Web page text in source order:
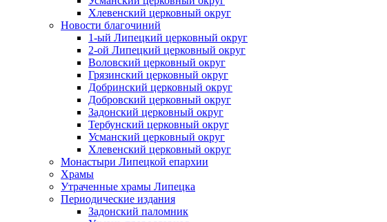
Хлевенский церковный округ
Новости благочиний
1-ый Липецкий церковный округ
2-ой Липецкий церковный округ
Воловский церковный округ
Грязинский церковный округ
Добринский церковный округ
Добровский церковный округ
Задонский церковный округ
Тербунский церковный округ
Усманский церковный округ
Хлевенский церковный округ
Монастыри Липецкой епархии
Храмы
Утраченные храмы Липецка
Периодические издания
Задонский паломник